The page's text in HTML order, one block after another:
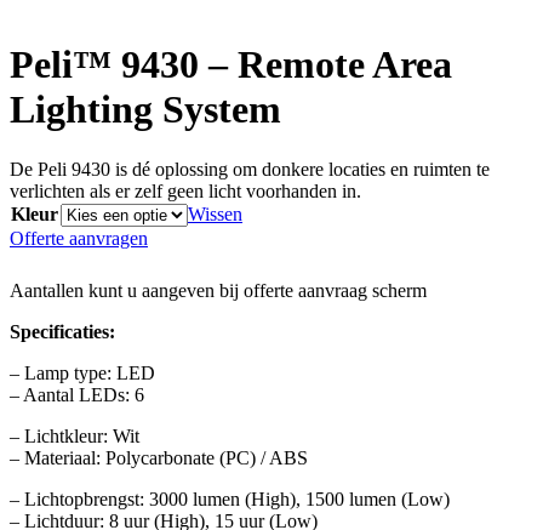
Peli™ 9430 – Remote Area
Lighting System
De Peli 9430 is dé oplossing om donkere locaties en ruimten te
verlichten als er zelf geen licht voorhanden in.
Kleur
Wissen
Offerte aanvragen
Aantallen kunt u aangeven bij offerte aanvraag scherm
Specificaties:
– Lamp type: LED
– Aantal LEDs: 6
– Lichtkleur: Wit
– Materiaal: Polycarbonate (PC) / ABS
– Lichtopbrengst: 3000 lumen (High), 1500 lumen (Low)
– Lichtduur: 8 uur (High), 15 uur (Low)